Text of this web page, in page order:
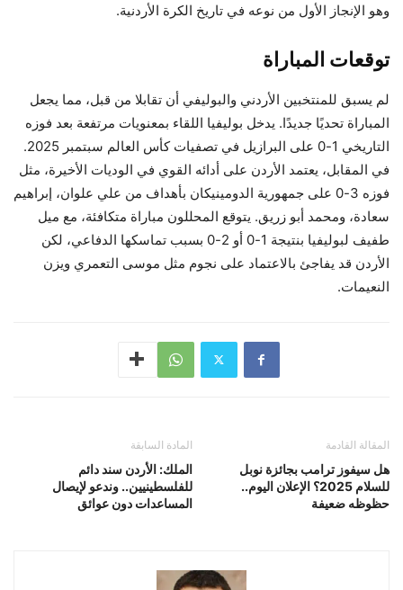
وهو الإنجاز الأول من نوعه في تاريخ الكرة الأردنية.
توقعات المباراة
لم يسبق للمنتخبين الأردني والبوليفي أن تقابلا من قبل، مما يجعل
المباراة تحديًا جديدًا. يدخل بوليفيا اللقاء بمعنويات مرتفعة بعد فوزه
التاريخي 1-0 على البرازيل في تصفيات كأس العالم سبتمبر 2025.
في المقابل، يعتمد الأردن على أدائه القوي في الوديات الأخيرة، مثل
فوزه 3-0 على جمهورية الدومينيكان بأهداف من علي علوان، إبراهيم
سعادة، ومحمد أبو زريق. يتوقع المحللون مباراة متكافئة، مع ميل
طفيف لبوليفيا بنتيجة 1-0 أو 2-0 بسبب تماسكها الدفاعي، لكن
الأردن قد يفاجئ بالاعتماد على نجوم مثل موسى التعمري ويزن
النعيمات.
المادة السابقة
الملك: الأردن سند دائم
للفلسطينيين.. وندعو لإيصال
المساعدات دون عوائق
المقالة القادمة
هل سيفوز ترامب بجائزة نوبل
للسلام 2025؟ الإعلان اليوم..
حظوظه ضعيفة